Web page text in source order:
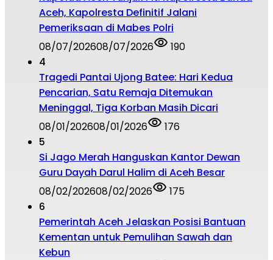
Aceh, Kapolresta Definitif Jalani
Pemeriksaan di Mabes Polri
08/07/202608/07/2026
190
4
Tragedi Pantai Ujong Batee: Hari Kedua
Pencarian, Satu Remaja Ditemukan
Meninggal, Tiga Korban Masih Dicari
08/01/202608/01/2026
176
5
Si Jago Merah Hanguskan Kantor Dewan
Guru Dayah Darul Halim di Aceh Besar
08/02/202608/02/2026
175
6
Pemerintah Aceh Jelaskan Posisi Bantuan
Kementan untuk Pemulihan Sawah dan
Kebun